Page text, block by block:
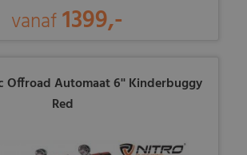
vanaf1399,-
Offroad Automaat 6'' Kinderbuggy
Red